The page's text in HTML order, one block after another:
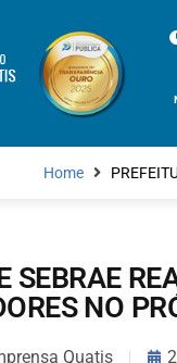
Home
SEBRAE
NO
Quatis